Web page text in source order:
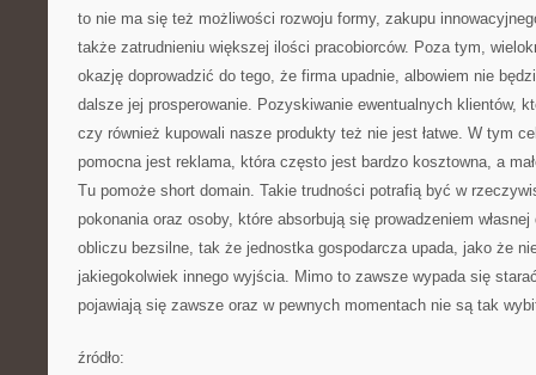
to nie ma się też możliwości rozwoju formy, zakupu
także zatrudnieniu większej ilości pracobiorców. Poza tym,
okazję doprowadzić do tego, że firma upadnie, albowiem nie
dalsze jej prosperowanie. Pozyskiwanie ewentualnych klientów,
czy również kupowali nasze produkty też nie jest łatwe. W tym
pomocna jest reklama, która często jest bardzo kosztowna, a
Tu pomoże short domain. Takie trudności potrafią być w
pokonania oraz osoby, które absorbują się prowadzeniem
obliczu bezsilne, tak że jednostka gospodarcza upada, jako że
jakiegokolwiek innego wyjścia. Mimo to zawsze wypada się
pojawiają się zawsze oraz w pewnych momentach nie są tak
źródło: